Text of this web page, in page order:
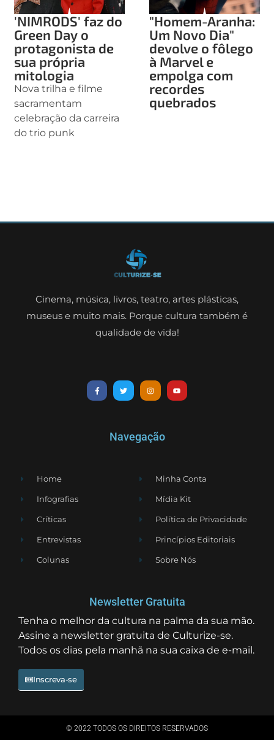
'NIMRODS' faz do
Green Day o
protagonista de
sua própria
mitologia
Nova trilha e filme
sacramentam
celebração da carreira
do trio punk
"Homem-Aranha:
Um Novo Dia"
devolve o fôlego
à Marvel e
empolga com
recordes
quebrados
Cinema, música, livros, teatro, artes plásticas,
museus e muito mais. Porque cultura também é
qualidade de vida!
Navegação
Home
Infografias
Críticas
Entrevistas
Colunas
Minha Conta
Mídia Kit
Política de Privacidade
Princípios Editoriais
Sobre Nós
Newsletter Gratuita
Tenha o melhor da cultura na palma da sua mão.
Assine a newsletter gratuita de Culturize-se.
Todos os dias pela manhã na sua caixa de e-mail.
Inscreva-se
© 2022 TODOS OS DIREITOS RESERVADOS